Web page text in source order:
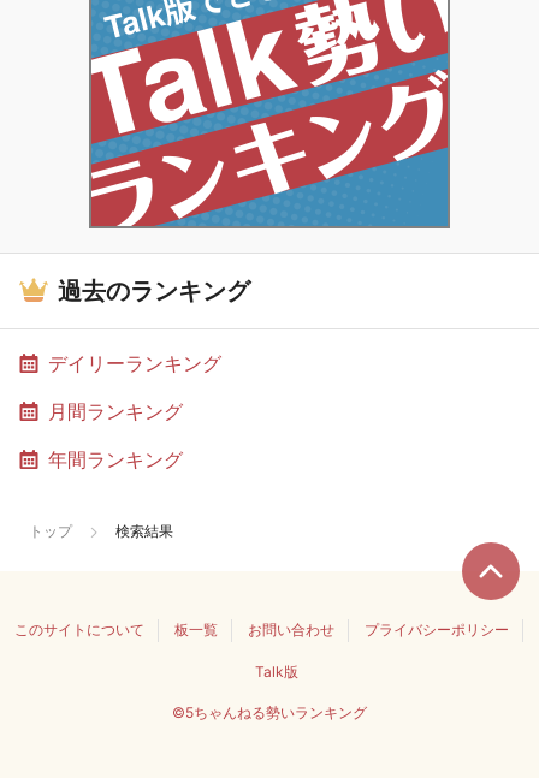
過去のランキング
デイリーランキング
月間ランキング
年間ランキング
トップ 検索結果
このサイトについて 板一覧 お問い合わせ プライバシーポリシー
Talk版
©5ちゃんねる勢いランキング